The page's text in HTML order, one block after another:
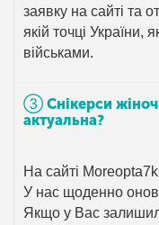
заявку на сайті та
якій точці України,
військами.
➂ Снікерси
актуальна?
На сайті
У нас щоденно
Якщо у Вас